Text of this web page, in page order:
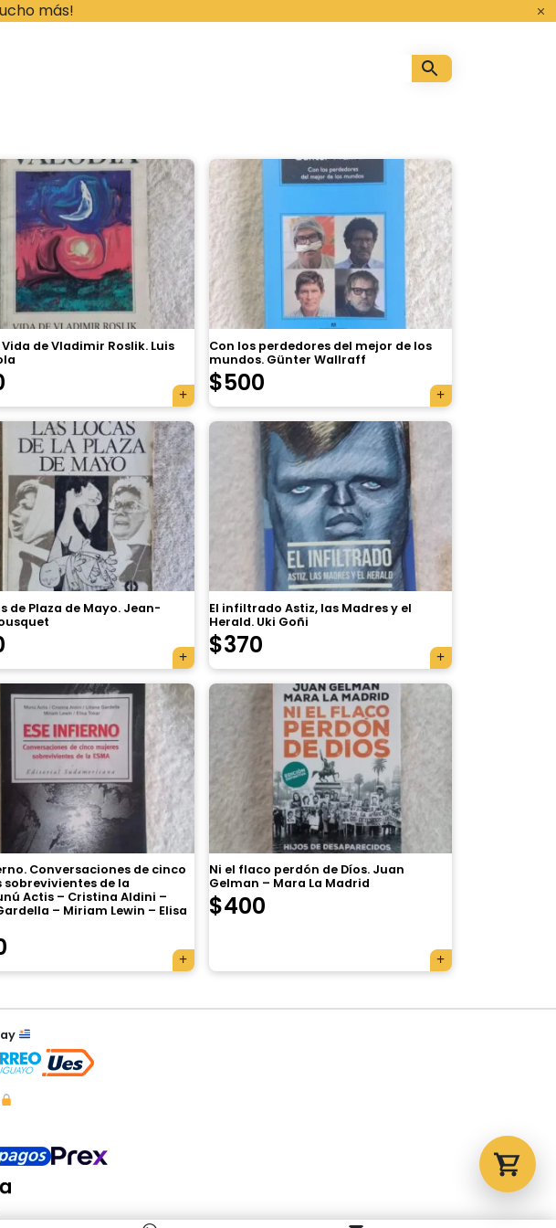
más!
de Vladimir Roslik. Luis
Con los perdedores del mejor de los
mundos. Günter Wallraff
$500
de Plaza de Mayo. Jean-
El infiltrado Astiz, las Madres y el
Herald. Uki Goñi
$370
Conversaciones de cinco
sobrevivientes de la
Actis – Cristina Aldini –
– Miriam Lewin – Elisa
Ni el flaco perdón de Díos. Juan
Gelman – Mara La Madrid
$400Tu carrito está vacío.
Agregá un producto y aparecerá acá